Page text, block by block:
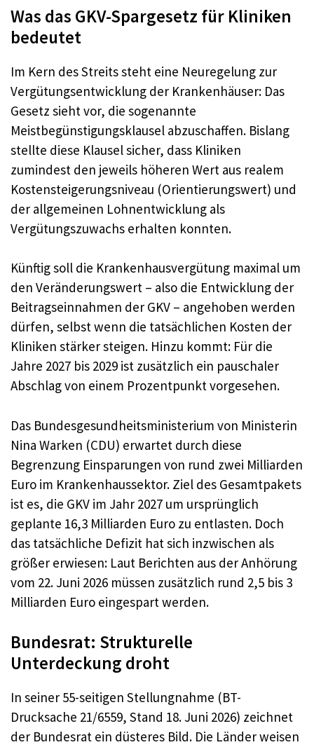
Was das GKV-Spargesetz für Kliniken
bedeutet
Im Kern des Streits steht eine Neuregelung zur
Vergütungsentwicklung der Krankenhäuser: Das
Gesetz sieht vor, die sogenannte
Meistbegünstigungsklausel abzuschaffen. Bislang
stellte diese Klausel sicher, dass Kliniken
zumindest den jeweils höheren Wert aus realem
Kostensteigerungsniveau (Orientierungswert) und
der allgemeinen Lohnentwicklung als
Vergütungszuwachs erhalten konnten.
Künftig soll die Krankenhausvergütung maximal um
den Veränderungswert – also die Entwicklung der
Beitragseinnahmen der GKV – angehoben werden
dürfen, selbst wenn die tatsächlichen Kosten der
Kliniken stärker steigen. Hinzu kommt: Für die
Jahre 2027 bis 2029 ist zusätzlich ein pauschaler
Abschlag von einem Prozentpunkt vorgesehen.
Das Bundesgesundheitsministerium von Ministerin
Nina Warken (CDU) erwartet durch diese
Begrenzung Einsparungen von rund zwei Milliarden
Euro im Krankenhaussektor. Ziel des Gesamtpakets
ist es, die GKV im Jahr 2027 um ursprünglich
geplante 16,3 Milliarden Euro zu entlasten. Doch
das tatsächliche Defizit hat sich inzwischen als
größer erwiesen: Laut Berichten aus der Anhörung
vom 22. Juni 2026 müssen zusätzlich rund 2,5 bis 3
Milliarden Euro eingespart werden.
Bundesrat: Strukturelle
Unterdeckung droht
In seiner 55-seitigen Stellungnahme (BT-
Drucksache 21/6559, Stand 18. Juni 2026) zeichnet
der Bundesrat ein düsteres Bild. Die Länder weisen